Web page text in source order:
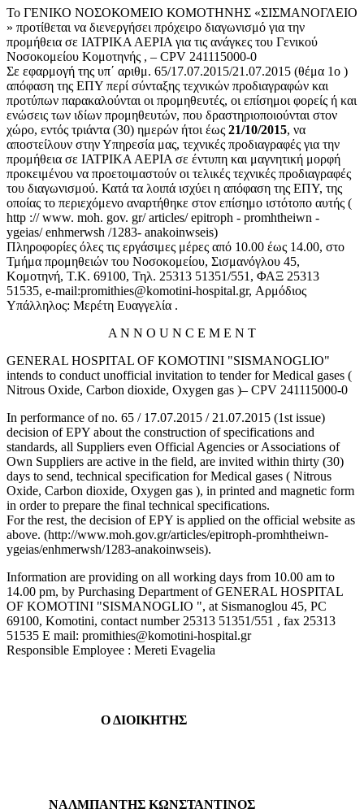
Το ΓΕΝΙΚΟ ΝΟΣΟΚΟΜΕΙΟ ΚΟΜΟΤΗΝΗΣ «ΣΙΣΜΑΝΟΓΛΕΙΟ
» προτίθεται να διενεργήσει πρόχειρο διαγωνισμό για την
προμήθεια σε ΙΑΤΡΙΚΑ ΑΕΡΙΑ για τις ανάγκες του Γενικού
Νοσοκομείου Κομοτηνής , – CPV 241115000-0
Σε εφαρμογή της υπ΄ αριθμ. 65/17.07.2015/21.07.2015 (θέμα 1ο )
απόφαση της ΕΠΥ περί σύνταξης τεχνικών προδιαγραφών και
προτύπων παρακαλούνται οι προμηθευτές, οι επίσημοι φορείς ή και
ενώσεις των ιδίων προμηθευτών, που δραστηριοποιούνται στον
χώρο, εντός τριάντα (30) ημερών ήτοι έως 21/10/2015, να
αποστείλουν στην Υπηρεσία μας, τεχνικές προδιαγραφές για την
προμήθεια σε ΙΑΤΡΙΚΑ ΑΕΡΙΑ σε έντυπη και μαγνητική μορφή
προκειμένου να προετοιμαστούν οι τελικές τεχνικές προδιαγραφές
του διαγωνισμού. Κατά τα λοιπά ισχύει η απόφαση της ΕΠΥ, της
οποίας το περιεχόμενο αναρτήθηκε στον επίσημο ιστότοπο αυτής (
http :// www. moh. gov. gr/ articles/ epitroph - promhtheiwn -
ygeias/ enhmerwsh /1283- anakoinwseis)
Πληροφορίες όλες τις εργάσιμες μέρες από 10.00 έως 14.00, στο
Τμήμα προμηθειών του Νοσοκομείου, Σισμανόγλου 45,
Κομοτηνή, Τ.Κ. 69100, Τηλ. 25313 51351/551, ΦΑΞ 25313
51535, e-mail:promithies@komotini-hospital.gr, Αρμόδιος
Υπάλληλος: Μερέτη Ευαγγελία .
A N N O U N C E M E N T
GENERAL HOSPITAL OF KOMOTINI "SISMANOGLIO"
intends to conduct unofficial invitation to tender for Medical gases (
Nitrous Oxide, Carbon dioxide, Oxygen gas )– CPV 241115000-0
In performance of no. 65 / 17.07.2015 / 21.07.2015 (1st issue)
decision of EPY about the construction of specifications and
standards, all Suppliers even Official Agencies or Associations of
Own Suppliers are active in the field, are invited within thirty (30)
days to send, technical specification for Medical gases ( Nitrous
Oxide, Carbon dioxide, Oxygen gas ), in printed and magnetic form
in order to prepare the final technical specifications.
For the rest, the decision of EPY is applied on the official website as
above. (http://www.moh.gov.gr/articles/epitroph-promhtheiwn-
ygeias/enhmerwsh/1283-anakoinwseis).
Information are providing on all working days from 10.00 am to
14.00 pm, by Purchasing Department of GENERAL HOSPITAL
OF KOMOTINI "SISMANOGLIO ", at Sismanoglou 45, PC
69100, Komotini, contact number 25313 51351/551 , fax 25313
51535 E mail: promithies@komotini-hospital.gr
Responsible Employee : Mereti Evagelia
Ο ΔΙΟΙΚΗΤΗΣ
ΝΑΛΜΠΑΝΤΗΣ ΚΩΝΣΤΑΝΤΙΝΟΣ